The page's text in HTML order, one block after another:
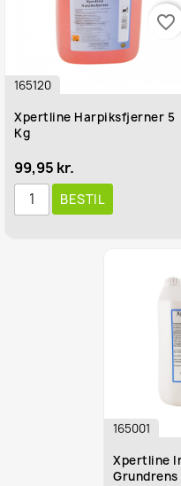
165120
Xpertline Harpiksfjerner 5
Kg
99,95 kr.
BESTIL
favorite_border
165001
Xpertline